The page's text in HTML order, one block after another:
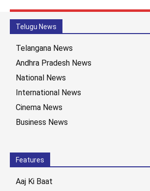
Telugu News
Telangana News
Andhra Pradesh News
National News
International News
Cinema News
Business News
Features
Aaj Ki Baat